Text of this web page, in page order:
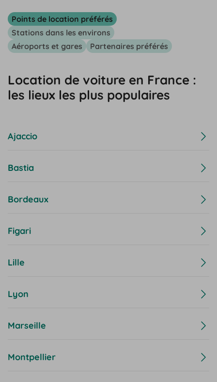
Points de location préférés
Stations dans les environs
Aéroports et gares
Partenaires préférés
Location de voiture en France :
les lieux les plus populaires
Ajaccio
Bastia
Bordeaux
Figari
Lille
Lyon
Marseille
Montpellier